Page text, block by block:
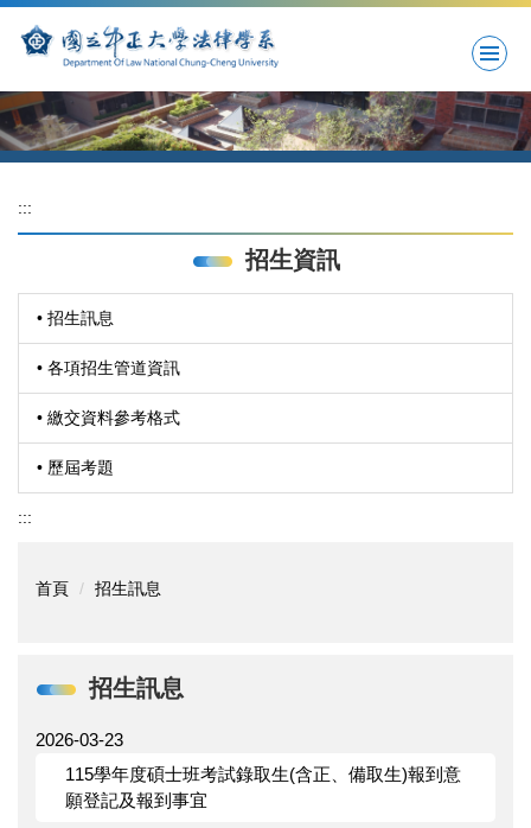
到
要
內
容
區
:::
招生資訊
• 招生訊息
• 各項招生管道資訊
• 繳交資料參考格式
• 歷屆考題
:::
首頁 招生訊息
招生訊息
2026-03-23
115學年度碩士班考試錄取生(含正、備取生)報到意
願登記及報到事宜